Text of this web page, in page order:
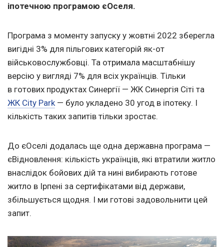
іпотечною програмою єОселя.
Програма з моменту запуску у жовтні 2022 зберегла
вигідні 3% для пільгових категорій як-от
військовослужбовці. Та отримала масштабнішу
версію у вигляді 7% для всіх українців. Тільки
в готових продуктах Синергії — ЖК Синергія Сіті та
ЖК City Park — було укладено 30 угод в іпотеку. І
кількість таких запитів тільки зростає.
До єОселі додалась ще одна державна програма —
єВідновлення: кількість українців, які втратили житло
внаслідок бойових дій та нині вибирають готове
житло в Ірпені за сертифікатами від держави,
збільшується щодня. І ми готові задовольнити цей
запит.